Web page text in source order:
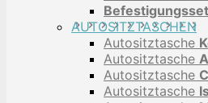
Befestigungsset
AUTOSITZTASCHEN
Autositztasche
Autositztasche
Autositztasche
Autositztasche